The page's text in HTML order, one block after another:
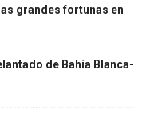
grandes fortunas en
de Bahía Blanca-